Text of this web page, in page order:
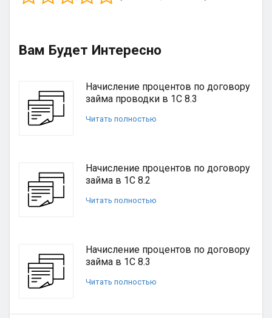
Вам Будет Интересно
Начисление процентов по договору
займа проводки в 1С 8.3
Читать полностью
Начисление процентов по договору
займа в 1С 8.2
Читать полностью
Начисление процентов по договору
займа в 1С 8.3
Читать полностью